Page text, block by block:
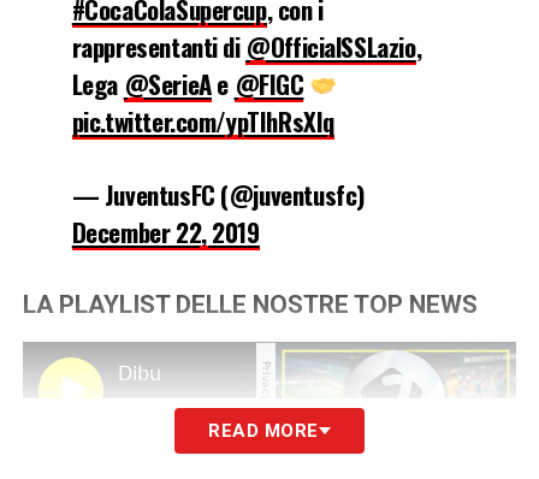
#CocaColaSupercup, con i
rappresentanti di@OfficialSSLazio,
Lega @SerieAe @FIGC
pic.twitter.com/ypTIhRsXIq
— JuventusFC (@juventusfc)
December 22, 2019
LA PLAYLIST DELLE NOSTRE TOP NEWS
READ MORE